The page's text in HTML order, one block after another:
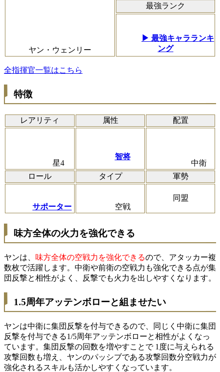
ヤン・ウェンリー
最強ランク
▶ 最強キャラランキ
ング
全指揮官一覧はこちら
特徴
レアリティ 属性 配置
星4
智将
中衛
ロール
タイプ 軍勢
サポーター 空戦
同盟
味方全体の火力を強化できる
ヤンは、 味方全体の空戦力を強化できるので、アタッカー複
数枚で活躍します。中衛や前衛の空戦力も強化できる点が集
団反撃と相性がよく、反撃でも火力を出しやすくなります。
1.5周年アッテンボローと組ませたい
ヤンは中衛に集団反撃を付与できるので、同じく中衛に集団
反撃を付与できる1/5周年アッテンボローと相性がよくなっ
ています。集団反撃の回数を増やすことで 1度に与えられる
攻撃回数も増え、ヤンのパッシブである攻撃回数分空戦力が
強化されるスキルも活かしやすく なっています。